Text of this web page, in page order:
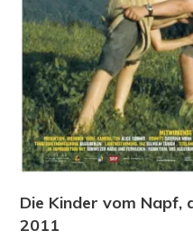
Die Kinder vom Napf,
2011